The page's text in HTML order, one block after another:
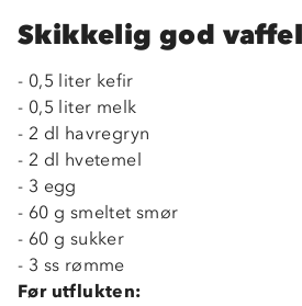
Skikkelig god
- 0,5 liter kefir
- 0,5 liter melk
- 2 dl havregryn
- 2 dl hvetemel
- 3 egg
- 60 g smeltet smør
- 60 g sukker
- 3 ss rømme
Før utflukten:
Om Stormberg
Verdigrunnlag